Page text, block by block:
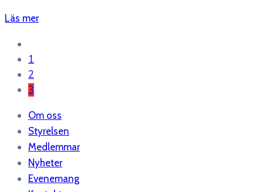
Läs mer
1
2
3
Om oss
Styrelsen
Medlemmar
Nyheter
Evenemang